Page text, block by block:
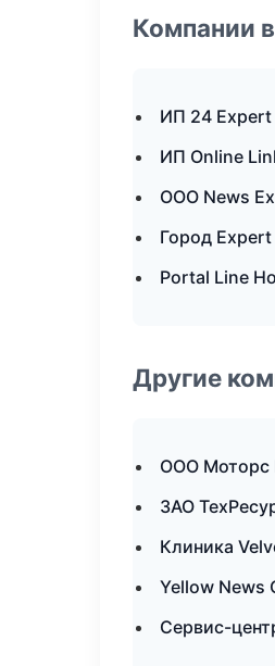
Компании
ИП 24
ИП Online
ООО News
Город
Portal Line
Другие
ООО Моторс
ЗАО
Клиника
Yellow News
Сервис-